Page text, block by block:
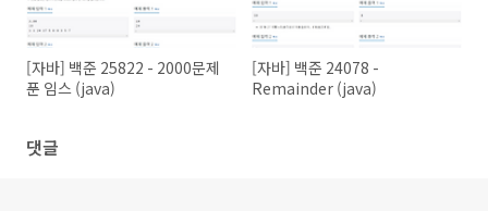
[자바] 백준 25822 - 2000문제
푼 임스 (java)
[자바] 백준 24078 -
Remainder (java)
댓글